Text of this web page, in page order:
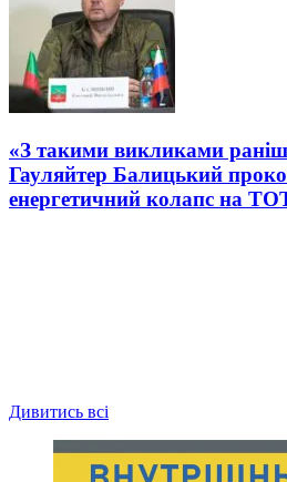
«З такими викликами
Гауляйтер Балицький
енергетичний колапс на ТОТ
Дивитись всі